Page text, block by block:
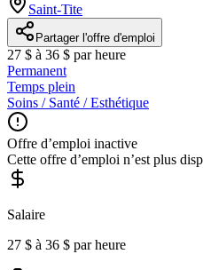
Saint-Tite
Partager l'offre d'emploi
27 $ à 36 $ par heure
Permanent
Temps plein
Soins / Santé / Esthétique
Offre d’emploi inactive
Cette offre d’emploi n’est plus
Salaire
27 $ à 36 $ par heure